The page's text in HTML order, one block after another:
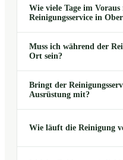
Wie viele Tage im Voraus
Reinigungsservice in
Muss ich während der
Ort sein?
Bringt der
Ausrüstung mit?
Wie läuft die Reinigung